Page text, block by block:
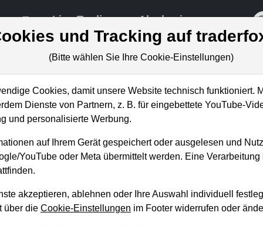
Live-Trading Akademie
bullischen Solaraktien
und Tracking auf
(Bitte wählen Sie Ihre Cookie-Einstellungen)
Cookies, damit unsere Website technisch funktioniert.
Dienste von Partnern, z. B. für eingebettete YouTube-
und personalisierte Werbung.
auf Ihrem Gerät gespeichert oder ausgelesen und
YouTube oder Meta übermittelt werden. Eine
akzeptieren, ablehnen oder Ihre Auswahl individuell
über die Cookie-Einstellungen im Footer widerrufen oder